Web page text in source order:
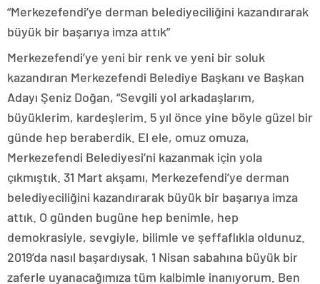
“Merkezefendi’ye derman belediyeciliğini kazandırarak
büyük bir başarıya imza attık”
Merkezefendi’ye yeni bir renk ve yeni bir soluk
kazandıran Merkezefendi Belediye Başkanı ve Başkan
Adayı Şeniz Doğan, “Sevgili yol arkadaşlarım,
büyüklerim, kardeşlerim. 5 yıl önce yine böyle güzel bir
günde hep beraberdik. El ele, omuz omuza,
Merkezefendi Belediyesi’ni kazanmak için yola
çıkmıştık. 31 Mart akşamı, Merkezefendi’ye derman
belediyeciliğini kazandırarak büyük bir başarıya imza
attık. O günden bugüne hep benimle, hep
demokrasiyle, sevgiyle, bilimle ve şeffaflıkla oldunuz.
2019’da nasıl başardıysak, 1 Nisan sabahına büyük bir
zaferle uyanacağımıza tüm kalbimle inanıyorum. Ben